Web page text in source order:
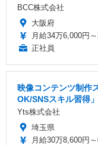
BCC株式会社
大阪府
月給34万6,000円
正社員
映像コンテンツ制作
OK/SNSスキル習得
Yts株式会社
埼玉県
月給30万8,600円